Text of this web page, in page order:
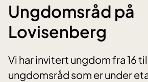
Ungdomsråd på
Lovisenberg
Vi har invitert ungdom fra 16
ungdomsråd som er under